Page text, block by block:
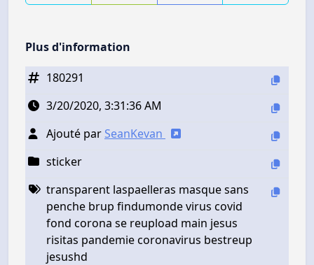
Plus d'information
180291
3/20/2020, 3:31:36 AM
Ajouté par SeanKevan
sticker
transparent laspaelleras masque sans
penche brup findumonde virus covid
fond corona se reupload main jesus
risitas pandemie coronavirus bestreup
jesushd